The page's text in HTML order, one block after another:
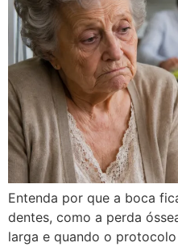
Entenda por que a boca
dentes, como a perda
larga e quando o